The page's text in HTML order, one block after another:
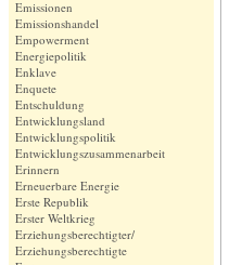
Emissionen
Emissionshandel
Empowerment
Energiepolitik
Enklave
Enquete
Entschuldung
Entwicklungsland
Entwicklungspolitik
Entwicklungszusammenarbeit
Erinnern
Erneuerbare Energie
Erste Republik
Erster Weltkrieg
Erziehungsberechtigter/
Erziehungsberechtigte